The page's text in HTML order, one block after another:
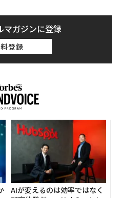
マガジンに登録
登録
AIが変えるのは効率ではなく